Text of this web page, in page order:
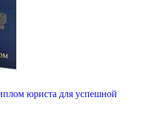
юриста для успешной